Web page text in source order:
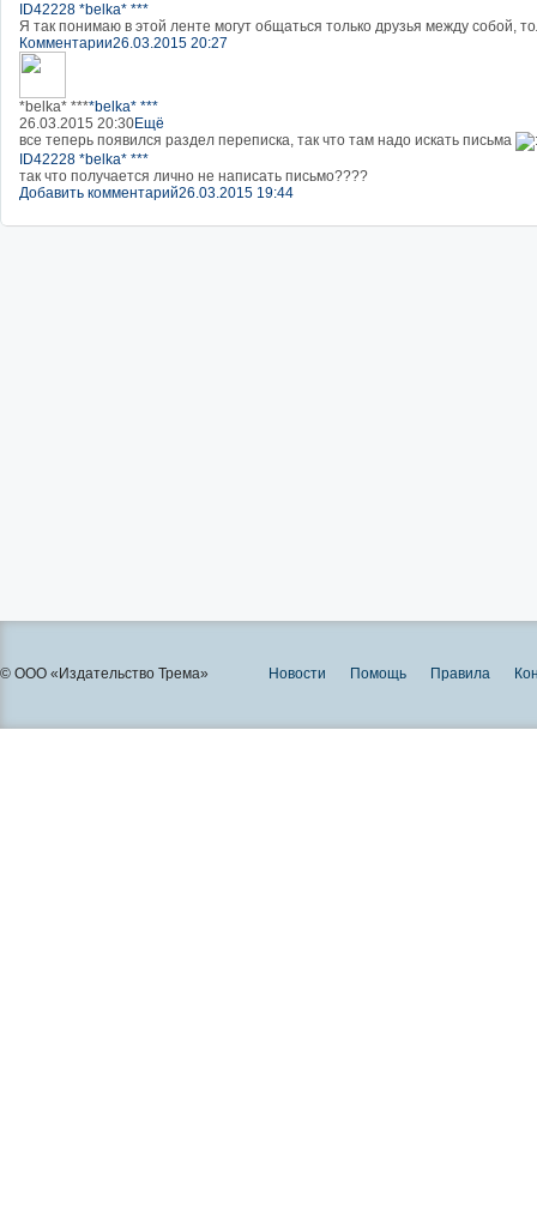
ID42228 *belka* ***
Я так понимаю в этой ленте могут общаться только друзья между собой,
Комментарии26.03.2015 20:27
*belka* ****belka* ***
26.03.2015 20:30Ещё
все теперь появился раздел переписка, так что там надо искать письма
ID42228 *belka* ***
так что получается лично не написать письмо????
Добавить комментарий26.03.2015 19:44
© ООО «Издательство Трема» Новости Помощь Правила